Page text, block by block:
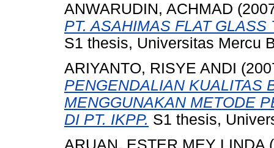
ANWARUDIN, ACHMAD
PT. ASAHIMAS FLAT
S1 thesis, Universitas Mercu
ARIYANTO, RISYE ANDI
PENGENDALIAN KUALITAS
MENGGUNAKAN METODE
DI PT. IKPP. S1 thesis,
ARUAN, ESTER MEY LINDA